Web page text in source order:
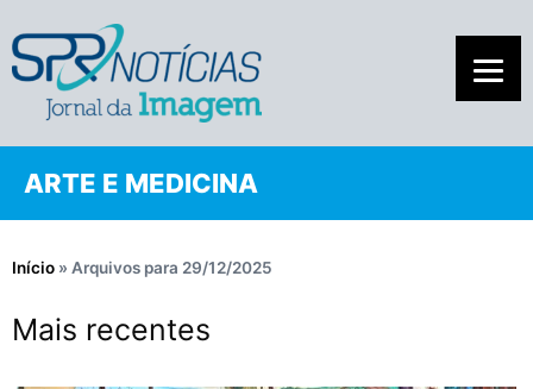
ARTE E MEDICINA
Início » Arquivos para 29/12/2025
Mais recentes